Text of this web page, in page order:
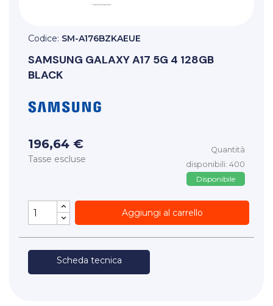
Codice: SM-A176BZKAEUE
SAMSUNG GALAXY A17 5G 4 128GB
BLACK
196,64 €
Tasse escluse
Quantità
disponibili: 400
Disponibile
Aggiungi al carrello
Scheda tecnica